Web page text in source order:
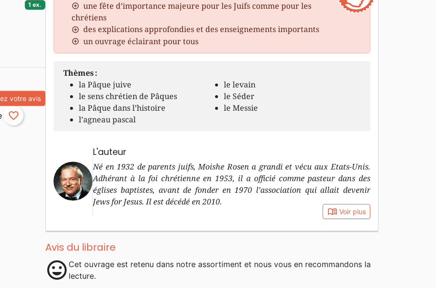
une fête d’importance majeure pour les Juifs comme pour les
chrétiens
des explications approfondies et des enseignements importants
un ouvrage éclairant pour tous
Thèmes :
la Pâque juive
le sens chrétien de Pâques
la Pâque dans l’histoire
l’agneau pascal
le levain
le Séder
le Messie
L'auteur
Né en 1932 de parents juifs, Moishe Rosen a grandi et vécu aux Etats-Unis.
Adhérant à la foi chrétienne en 1953, il a officié comme pasteur dans des
églises baptistes, avant de fonder en 1970 l’association qui allait devenir
Jews for Jesus. Il est décédé en 2010.
book_open Voir plus
Avis du libraire
mood Cet ouvrage est retenu dans notre assortiment et nous vous en recommandons la
lecture.
1 ex.
votre avis
favorite_border